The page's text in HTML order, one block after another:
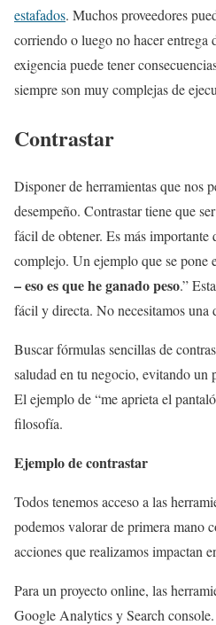
estafados. Muchos proveedores
corriendo o luego no hacer entrega
exigencia puede tener
siempre son muy complejas de
Contrastar
Disponer de herramientas que nos
desempeño. Contrastar tiene que
fácil de obtener. Es más importante
complejo. Un ejemplo que se pone
– eso es que he ganado peso.”
fácil y directa. No necesitamos una
Buscar fórmulas sencillas de
saludad en tu negocio, evitando un
El ejemplo de “me aprieta el
filosofía.
Ejemplo de contrastar
Todos tenemos acceso a las
podemos valorar de primera mano
acciones que realizamos impactan
Para un proyecto online, las
Google Analytics y Search